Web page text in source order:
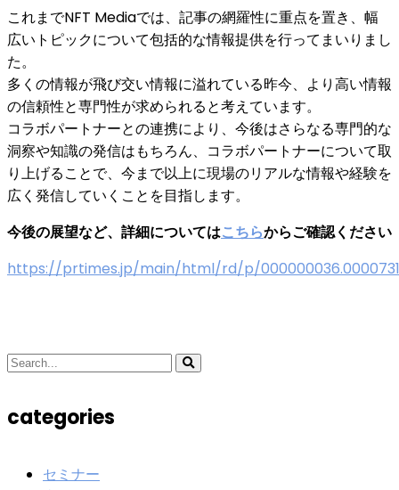
これまでNFT Mediaでは、記事の網羅性に重点を置き、幅
広いトピックについて包括的な情報提供を行ってまいりまし
た。
多くの情報が飛び交い情報に溢れている昨今、より高い情報
の信頼性と専門性が求められると考えています。
コラボパートナーとの連携により、今後はさらなる専門的な
洞察や知識の発信はもちろん、コラボパートナーについて取
り上げることで、今まで以上に現場のリアルな情報や経験を
広く発信していくことを目指します。
今後の展望など、詳細についてはこちらからご確認ください
https://prtimes.jp/main/html/rd/p/
categories
セミナー